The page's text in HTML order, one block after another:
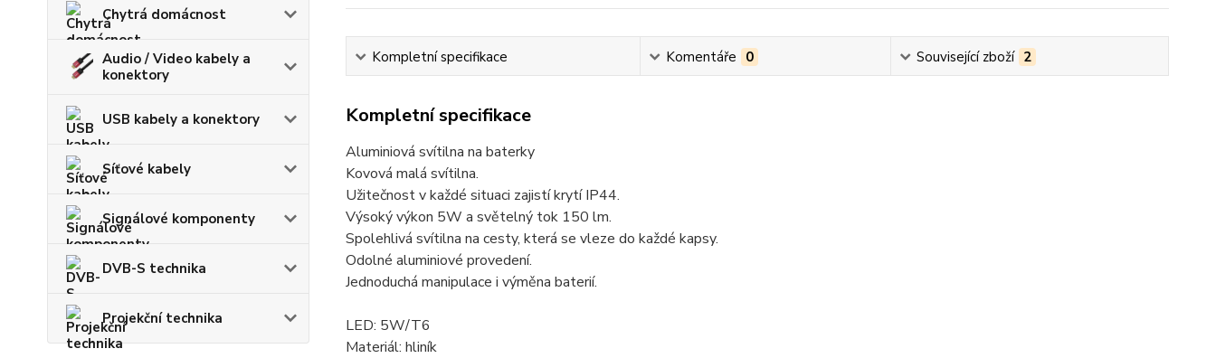
Chytrá domácnost
Audio / Video kabely a
konektory
USB kabely a konektory
Síťové kabely
Signálové komponenty
DVB-S technika
Projekční technika
Kompletní specifikace Komentáře 0 Související zboží 2
Kompletní specifikace
Aluminiová svítilna na baterky
Kovová malá svítilna.
Užitečnost v každé situaci zajistí krytí IP44.
Výsoký výkon 5W a světelný tok 150 lm.
Spolehlivá svítilna na cesty, která se vleze do každé kapsy.
Odolné aluminiové provedení.
Jednoduchá manipulace i výměna baterií.
LED: 5W/T6
Materiál: hliník